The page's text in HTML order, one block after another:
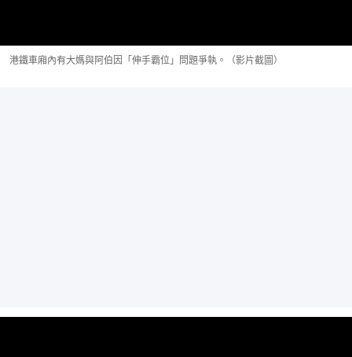
港鐵車廂內有大媽與阿伯因「伸手霸位」問題爭執。（影片截圖）